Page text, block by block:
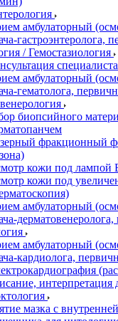
амбулаторный
гастроэнтеролога,
/ Гемостазиология
амбулаторный
гематолога,
биопсийного
фракционный
кожи под лампой
кожи под
амбулаторный
амбулаторный
кардиолога,
интерпретация
мазка с